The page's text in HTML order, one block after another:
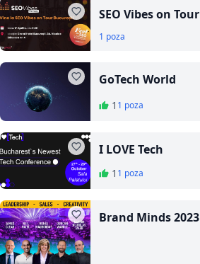
SEO Vibes on Tour
1 poza
GoTech World
1 1 poza
I LOVE Tech
1 1 poza
Brand Minds 2023